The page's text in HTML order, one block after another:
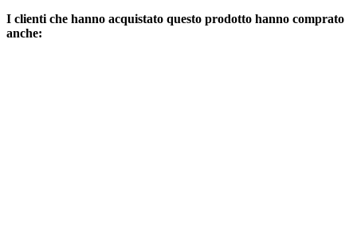
I clienti che hanno acquistato questo prodotto hanno comprato
anche: